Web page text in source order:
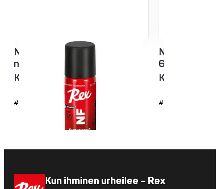
NF Sisu Hard Black
nesteluisto 60ml
Kaikki lämpötila-alueet
#4726
NF Sisu
60ml
Kaikki
#4725
Kun ihminen urheilee – Rex